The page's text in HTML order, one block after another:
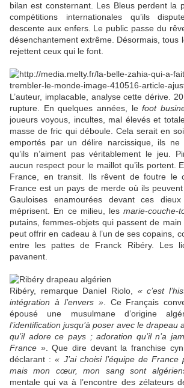
bilan est consternant. Les Bleus perdent la
compétitions internationales qu’ils
descente aux enfers. Le public passe du
désenchantement extrême. Désormais, tous
rejettent ceux qui le font.
L’auteur, implacable, analyse cette dérive.
rupture. En quelques années, lefoot
joueurs voyous, incultes, mal élevés et
masse de fric qui déboule. Cela serait en
emportés par un délire narcissique, ils ne
qu’ils n’aiment pas véritablement le jeu.
aucun respect pour le maillot qu’ils portent.
France, en transit. Ils rêvent de foutre le
France est un pays de merde où ils
Gauloises enamourées devant ces
méprisent. En ce milieu, lesmarie-couche-
putains, femmes-objets qui passent de main
peut offrir en cadeau à l’un de ses copains,
entre les pattes de Franck Ribéry. Les
pavanent.
Ribéry, remarque Daniel Riolo, « c’est
intégration à l’envers ». Ce Français
épousé une musulmane d’origine
l’identification jusqu’à poser avec le drapeau
qu’il adore ce pays ; adoration qu’il n’a
France ». Que dire devant la franchise
déclarant :« J’ai choisi l’équipe de
mais mon cœur, mon sang sont
mentale qui va à l’encontre des zélateurs